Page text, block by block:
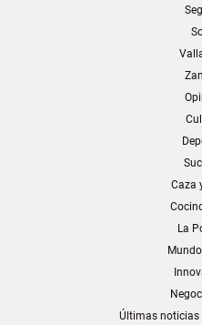
Caza
La
Últimas noticias